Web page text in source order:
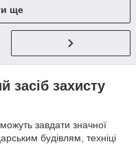
ще
засіб захисту
завдати значної
будівлям, техніці